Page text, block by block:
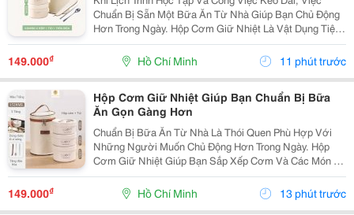
Chuẩn Bị Sẵn Một Bữa Ăn Từ Nhà Giúp Bạn Chủ Động
Hơn Trong Ngày. Hộp Cơm Giữ Nhiệt Là Vật Dụng Tiện
Lợi, Hỗ Trợ Mang Theo Nhiều Món Ăn Và Phù Hợp Với
Những Người Thường Xuyên Ăn Trưa Tại Trường,
149.000₫ Hồ Chí Minh 11 phút trước
Hộp Cơm Giữ Nhiệt Giúp Bạn Chuẩn Bị Bữa
Ăn Gọn Gàng Hơn
Chuẩn Bị Bữa Ăn Từ Nhà Là Thói Quen Phù Hợp Với
Những Người Muốn Chủ Động Hơn Trong Ngày. Hộp
Cơm Giữ Nhiệt Giúp Bạn Sắp Xếp Cơm Và Các Món Ăn
Kèm Gọn Gàng, Thuận Tiện Mang Theo Đến Trường,
Văn Phòng Hoặc Trong Những Chuyến Đi. Chọn Hộp Có
Số Ngăn...
149.000₫ Hồ Chí Minh 13 phút trước